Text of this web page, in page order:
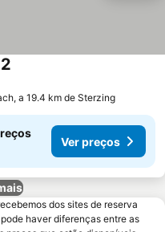
a 19.4 km de Sterzing
Ver preços
dos sites de reserva
haver diferenças entre as